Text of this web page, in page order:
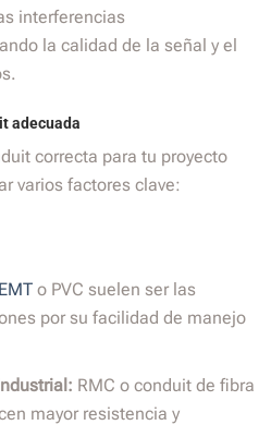
interferencias
la calidad de la señal y el
adecuada
correcta para tu proyecto
varios factores clave:
EMTo PVC suelen ser las
por su facilidad de manejo
RMC o conduit de fibra
mayor resistencia y